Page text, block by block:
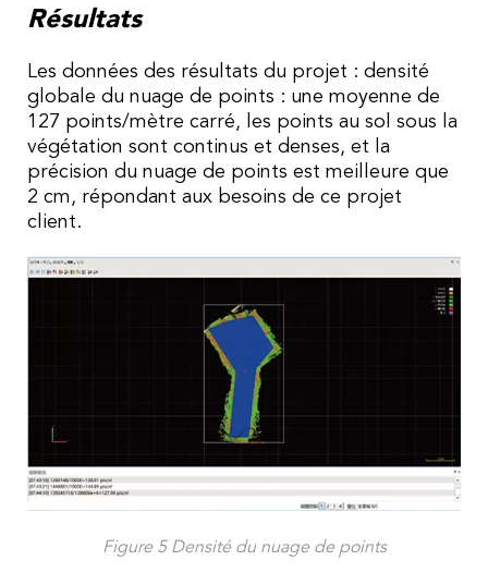
Résultats
Les données des résultats du projet : densité
globale du nuage de points : une moyenne de
127 points/mètre carré, les points au sol sous la
végétation sont continus et denses, et la
précision du nuage de points est meilleure que
2 cm, répondant aux besoins de ce projet
client.
Figure 5 Densité du nuage de points